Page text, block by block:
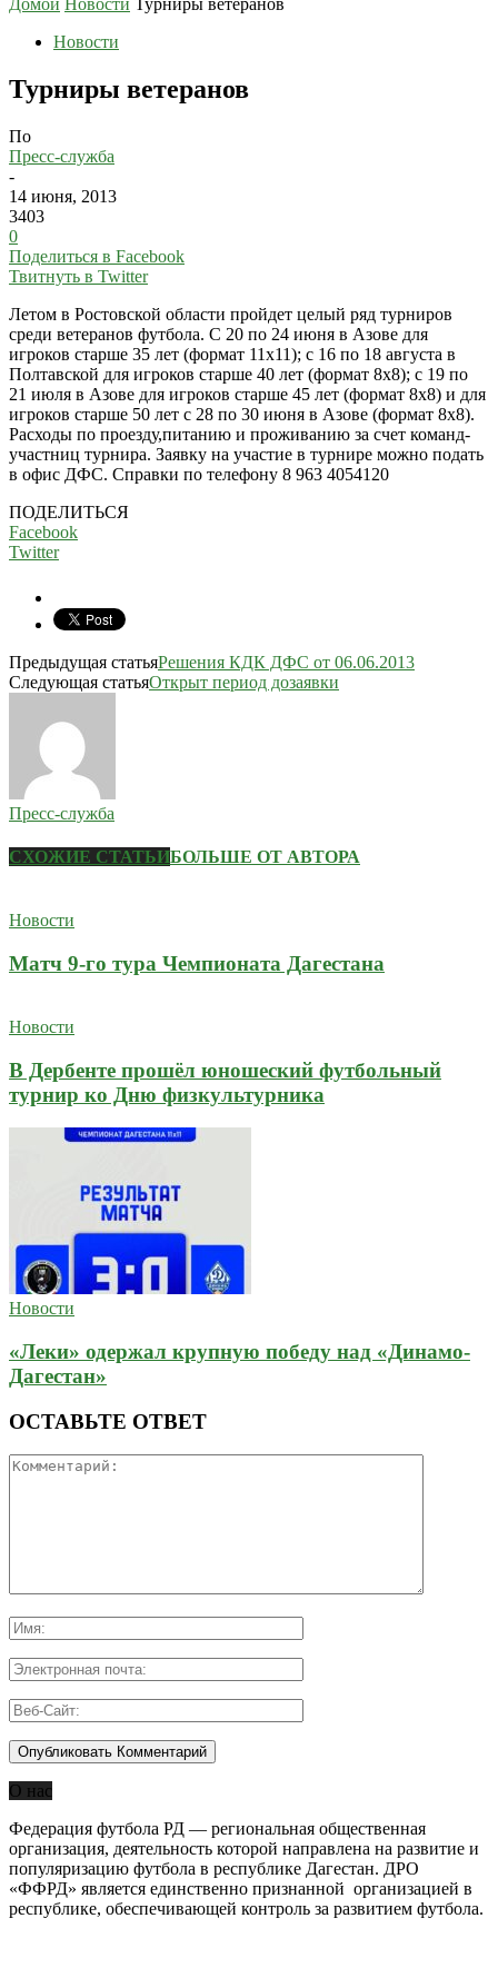
Домой Новости Турниры ветеранов
Новости
Турниры ветеранов
По
Пресс-служба
-
14 июня, 2013
3403
0
Поделиться в Facebook
Твитнуть в Twitter
Летом в Ростовской области пройдет целый ряд турниров
среди ветеранов футбола. С 20 по 24 июня в Азове для
игроков старше 35 лет (формат 11х11); с 16 по 18 августа в
Полтавской для игроков старше 40 лет (формат 8х8); с 19 по
21 июля в Азове для игроков старше 45 лет (формат 8х8) и для
игроков старше 50 лет с 28 по 30 июня в Азове (формат 8х8).
Расходы по проезду,питанию и проживанию за счет команд-
участниц турнира. Заявку на участие в турнире можно подать
в офис ДФС. Справки по телефону 8 963 4054120
ПОДЕЛИТЬСЯ
Facebook
Twitter
Предыдущая статьяРешения КДК ДФС от 06.06.2013
Следующая статьяОткрыт период дозаявки
Пресс-служба
СХОЖИЕ СТАТЬИБОЛЬШЕ ОТ АВТОРА
Новости
Матч 9-го тура Чемпионата Дагестана
Новости
В Дербенте прошёл юношеский футбольный
турнир ко Дню физкультурника
Новости
«Леки» одержал крупную победу над «Динамо-
Дагестан»
ОСТАВЬТЕ ОТВЕТ
О нас
Федерация футбола РД — региональная общественная
организация, деятельность которой направлена на развитие и
популяризацию футбола в республике Дагестан. ДРО
«ФФРД» является единственно признанной организацией в
республике, обеспечивающей контроль за развитием футбола.